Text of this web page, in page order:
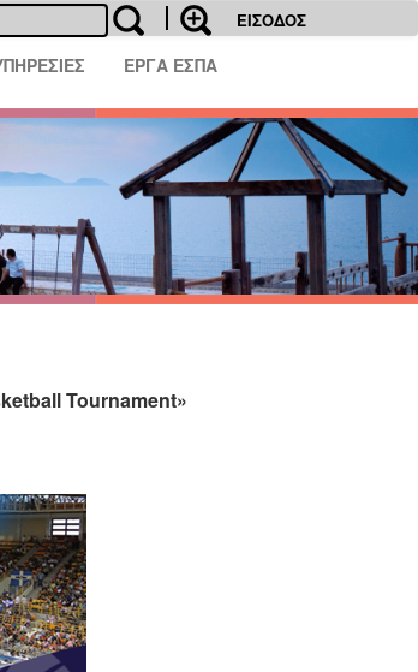
ΕΙΣΟΔΟΣ
ΕΡΓΑ ΕΣΠΑ
Tournament»